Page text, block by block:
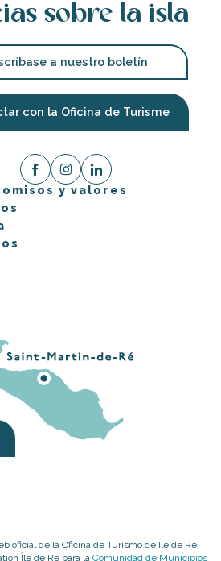
sobre la isla
a nuestro boletín
con la Oficina de Turisme
y valores
oficial de la Oficina de Turismo de Ile de Ré,
Île de Ré para la Comunidad de Municipios